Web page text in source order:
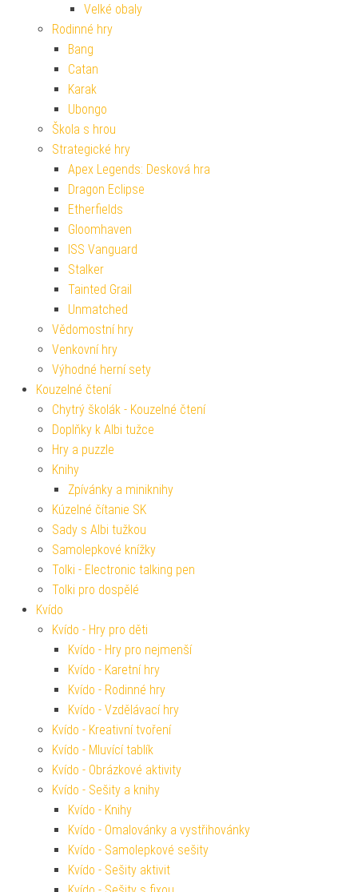
Velké obaly
Rodinné hry
Bang
Catan
Karak
Ubongo
Škola s hrou
Strategické hry
Apex Legends: Desková hra
Dragon Eclipse
Etherfields
Gloomhaven
ISS Vanguard
Stalker
Tainted Grail
Unmatched
Vědomostní hry
Venkovní hry
Výhodné herní sety
Kouzelné čtení
Chytrý školák - Kouzelné čtení
Doplňky k Albi tužce
Hry a puzzle
Knihy
Zpívánky a miniknihy
Kúzelné čítanie SK
Sady s Albi tužkou
Samolepkové knížky
Tolki - Electronic talking pen
Tolki pro dospělé
Kvído
Kvído - Hry pro děti
Kvído - Hry pro nejmenší
Kvído - Karetní hry
Kvído - Rodinné hry
Kvído - Vzdělávací hry
Kvído - Kreativní tvoření
Kvído - Mluvící tablík
Kvído - Obrázkové aktivity
Kvído - Sešity a knihy
Kvído - Knihy
Kvído - Omalovánky a vystřihovánky
Kvído - Samolepkové sešity
Kvído - Sešity aktivit